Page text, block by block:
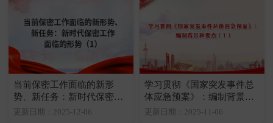
当前保密工作面临的新形
势、新任务：新时代保密工
作面临的形势（1）
更新日期：2025-12-06
学习贯彻《国家突发事件总
体应急预案》：编制背景和
要点（1）
更新日期：2025-11-06